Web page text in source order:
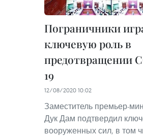
Пограничники
ключевую роль в
предотвращении
19
12/08/2020 10:02
Заместитель премьер-
Дук Дам подтвердил
вооруженных сил, в том